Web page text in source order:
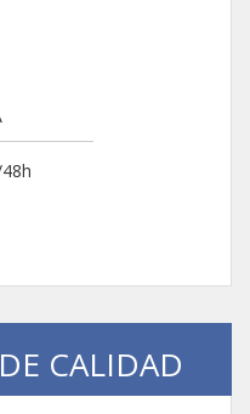
CALIDAD